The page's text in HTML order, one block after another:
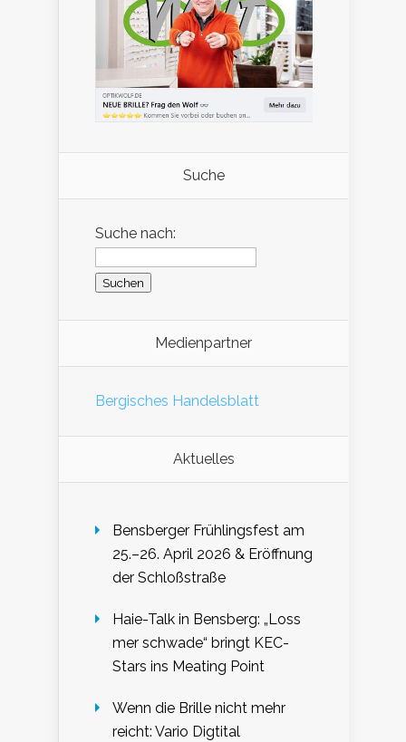
Suche
Suche nach:
Medienpartner
Bergisches Handelsblatt
Aktuelles
Bensberger Frühlingsfest am
25.–26. April 2026 & Eröffnung
der Schloßstraße
Haie-Talk in Bensberg: „Loss
mer schwade“ bringt KEC-
Stars ins Meating Point
Wenn die Brille nicht mehr
reicht: Vario Digtital